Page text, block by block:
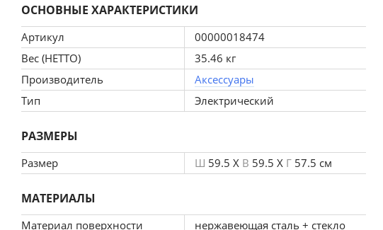
ОСНОВНЫЕ ХАРАКТЕРИСТИКИ
Артикул
00000018474
Вес (НЕТТО)
35.46 кг
Производитель
Аксессуары
Тип
Электрический
РАЗМЕРЫ
Размер Ш 59.5 X В 59.5 X Г 57.5 см
МАТЕРИАЛЫ
Материал поверхности
нержавеющая сталь + стекло